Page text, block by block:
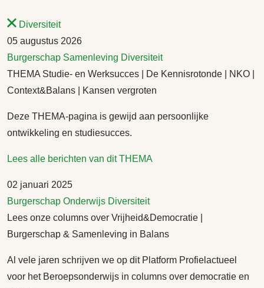
Diversiteit
05 augustus 2026
Burgerschap Samenleving Diversiteit
THEMA Studie- en Werksucces | De Kennisrotonde | NKO |
Context&Balans | Kansen vergroten
Deze THEMA-pagina is gewijd aan persoonlijke
ontwikkeling en studiesucces.
Lees alle berichten van dit THEMA
02 januari 2025
Burgerschap Onderwijs Diversiteit
Lees onze columns over Vrijheid&Democratie |
Burgerschap & Samenleving in Balans
Al vele jaren schrijven we op dit Platform Profielactueel
voor het Beroepsonderwijs in columns over democratie en